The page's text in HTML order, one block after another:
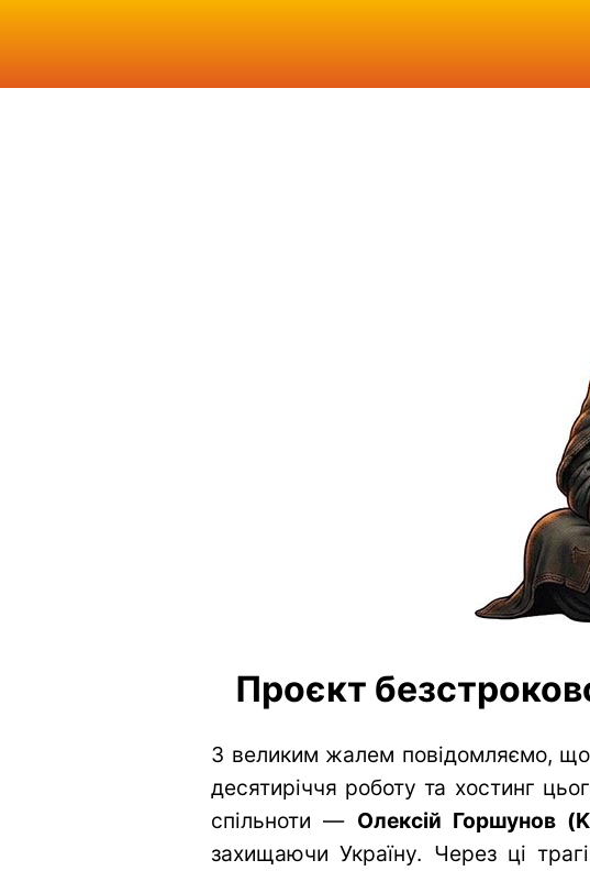
Проєкт
З великим жалем повідомляємо,
десятиріччя роботу та хостинг
спільноти — Олексій Горшунов
захищаючи Україну. Через ці